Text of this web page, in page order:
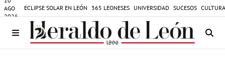
AGO
2026
ECLIPSE SOLAR EN LEÓN 365 LEONESES UNIVERSIDAD SUCESOS